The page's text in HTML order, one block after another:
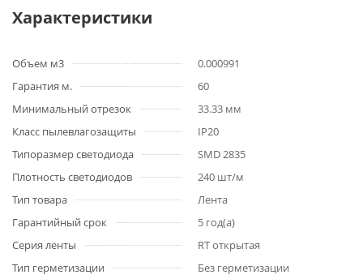
Характеристики
Объем м3
0.000991
Гарантия м.
60
Минимальный отрезок
33.33 мм
Класс пылевлагозащиты
IP20
Типоразмер светодиода
SMD 2835
Плотность светодиодов
240 шт/м
Тип товара
Лента
Гарантийный срок
5 год(а)
Серия ленты
RT открытая
Тип герметизации
Без герметизации